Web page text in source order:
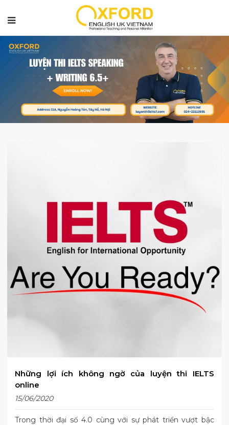
Những lợi ích không ngờ của luyện thi IELTS
online
15/06/2020
Trong thời đại số 4.0 cùng với sự phát triển vượt bậc